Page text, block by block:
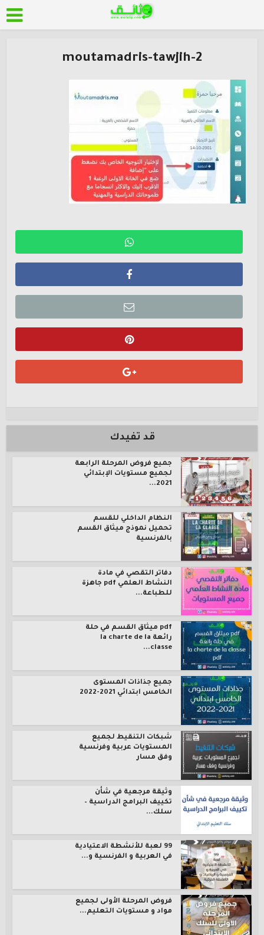
moutamadris-tawjih-2
قد تفيدك
جميع فروض المرحلة الرابعة
لجميع مستويات الإبتدائي
2021...
النظام الداخلي للقسم
تحميل نموذج ميثاق القسم
بالفرنسية
دفاتر التقصي في مادة
النشاط العلمي pdf جاهزة
للطباعة...
pdf ميثاق القسم في حلة
رائعة la charte de la
classe...
جميع جذاذات المستوى
الخامس ابتدائي 2021-2022
شبكات التنقيط لجميع
المستويات عربية وفرنسية
وفق مسار
وثيقة مرجعية في شأن
تكييف البرامج الدراسية –
سلك...
99 لعبة للأنشطة الاعتيادية
في العربية و الفرنسية و...
فروض المرحلة الأولى لجميع
مواد و مستويات التعليم...